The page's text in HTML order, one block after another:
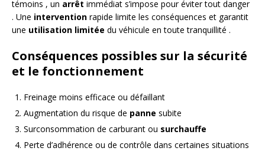
témoins , un arrêt immédiat s’impose pour éviter tout danger
. Une intervention rapide limite les conséquences et garantit
une utilisation limitée du véhicule en toute tranquillité .
Conséquences possibles sur la sécurité
et le fonctionnement
Freinage moins efficace ou défaillant
Augmentation du risque de panne subite
Surconsommation de carburant ou surchauffe
Perte d’adhérence ou de contrôle dans certaines situations